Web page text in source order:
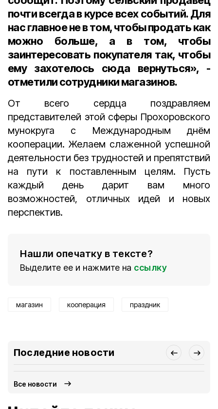
почти всегда в курсе всех событий. Для
нас главное не в том, чтобы продать как
можно больше, а в том, чтобы
заинтересовать покупателя так, чтобы
ему захотелось сюда вернуться», -
отметили сотрудники магазинов.
От всего сердца поздравляем
представителей этой сферы Прохоровского
мунокруга с Международным днём
кооперации. Желаем слаженной успешной
деятельности без трудностей и препятствий
на пути к поставленным целям. Пусть
каждый день дарит вам много
возможностей, отличных идей и новых
перспектив.
Нашли опечатку в тексте?
Выделите ее и нажмите на ссылку
магазин кооперация праздник
Последние новости
Все новости